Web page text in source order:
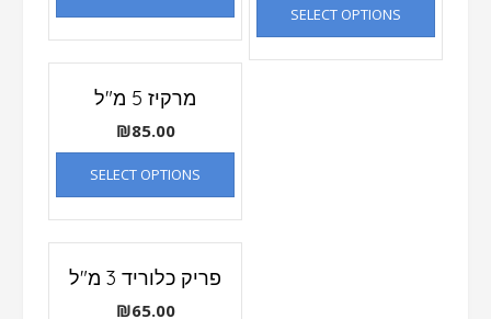
SELECT OPTIONS
מרקיז 5 מ"ל
₪85.00
SELECT OPTIONS
פריק כלוריד 3 מ"ל
₪65.00